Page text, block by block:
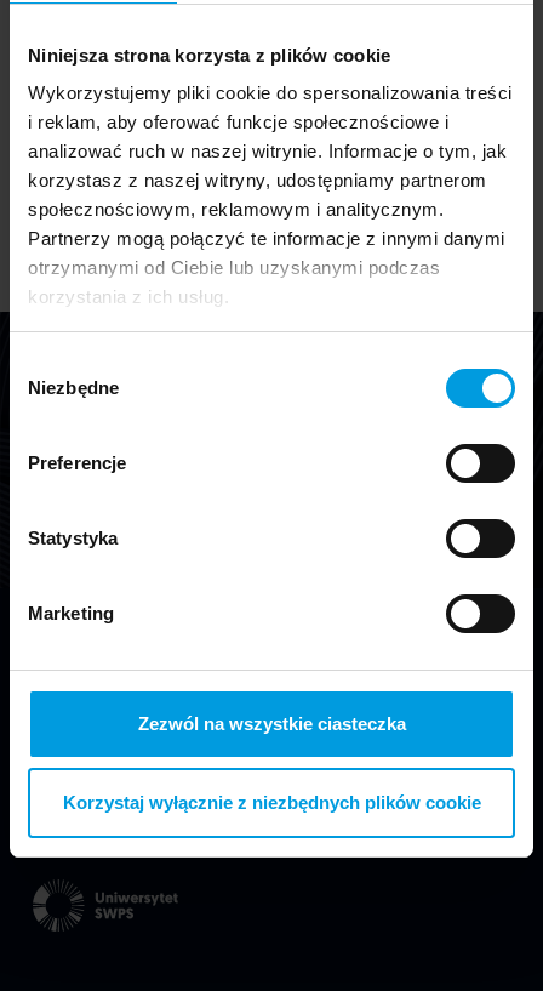
Niniejsza strona korzysta z plików cookie
Wykorzystujemy pliki cookie do spersonalizowania treści
i reklam, aby oferować funkcje społecznościowe i
analizować ruch w naszej witrynie. Informacje o tym, jak
korzystasz z naszej witryny, udostępniamy partnerom
społecznościowym, reklamowym i analitycznym.
Partnerzy mogą połączyć te informacje z innymi danymi
otrzymanymi od Ciebie lub uzyskanymi podczas
korzystania z ich usług.
zgody
Niezbędne
Preferencje
Statystyka
Marketing
Zezwól na wszystkie ciasteczka
Korzystaj wyłącznie z niezbędnych plików cookie
Mączyńską, studentkę Product Design.
Obiekt powstał w ramach projektu„Bulwa”–
wspólnej inicjatywy School of Form, BioBazaru i
Fabryki Norblina.
Projekt Bulwa
Jesteśmy częścią Wydziału Projektowania
w Warszawie Uniwersytetu SWPS.